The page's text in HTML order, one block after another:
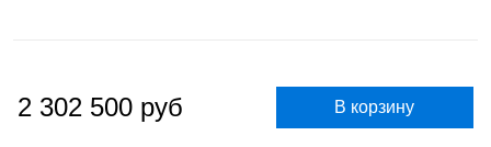
2 302 500 руб